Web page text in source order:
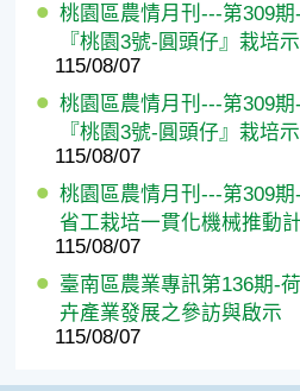
桃園區農情月刊---第309
『桃園3號-圓頭仔』栽培
115/08/07
桃園區農情月刊---第309
『桃園3號-圓頭仔』栽培
115/08/07
桃園區農情月刊---第309
省工栽培一貫化機械推動
115/08/07
臺南區農業專訊第136期-
卉產業發展之參訪與啟示
115/08/07